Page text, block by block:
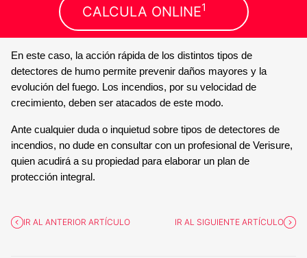
CALCULA ONLINE1
En este caso, la acción rápida de los distintos tipos de
detectores de humo permite prevenir daños mayores y la
evolución del fuego. Los incendios, por su velocidad de
crecimiento, deben ser atacados de este modo.
Ante cualquier duda o inquietud sobre tipos de detectores de
incendios, no dude en consultar con un profesional de Verisure,
quien acudirá a su propiedad para elaborar un plan de
protección integral.
IR AL ANTERIOR ARTÍCULO IR AL SIGUIENTE ARTÍCULO